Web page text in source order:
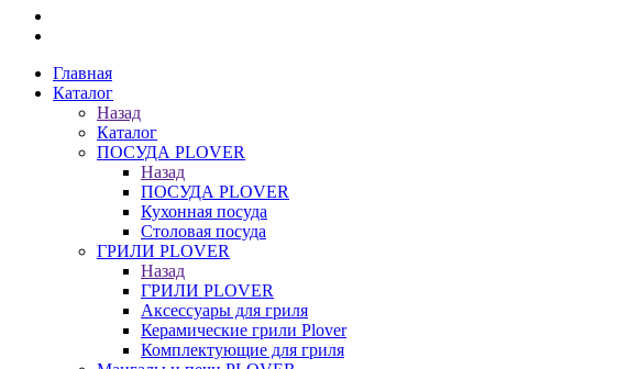
Главная
Каталог
Назад
Каталог
ПОСУДА PLOVER
Назад
ПОСУДА PLOVER
Кухонная посуда
Столовая посуда
ГРИЛИ PLOVER
Назад
ГРИЛИ PLOVER
Аксессуары для гриля
Керамические грили Plover
Комплектующие для гриля